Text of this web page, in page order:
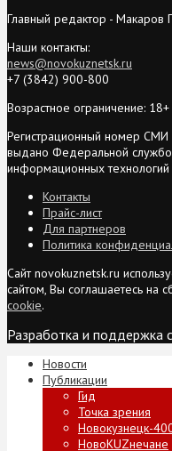
Главный редактор - Макаров
Наши контакты:
news@novokuznetsk.ru
+7 (3842) 900-800
Возрастное ограничение: 18+
Регистрационный номер
выдано Федеральной
информационных
Контакты
Прайс-лист
Для партнеров
Политика
Сайт novokuznetsk.ru
сайтом, Вы соглашаетесь на
cookie.
Разработка и поддержка
Новости
Публикации
Гид
Точка зрения
Новокузнецк-
НовоKUZнечане